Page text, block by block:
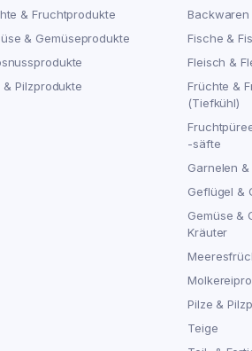
& Fruchtprodukte
& Gemüseprodukte
& Pilzprodukte
Backwaren
Fische &
Fleisch &
Früchte &
(Tiefkühl)
-säfte
Garnelen
Geflügel &
Gemüse &
Kräuter
Pilze &
Teige